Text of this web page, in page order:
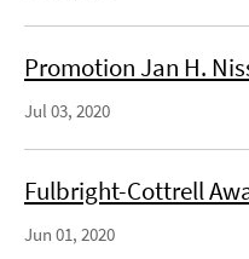
Promotion Jan H.
Jul 03, 2020
Fulbright-Cottrell
Jun 01, 2020